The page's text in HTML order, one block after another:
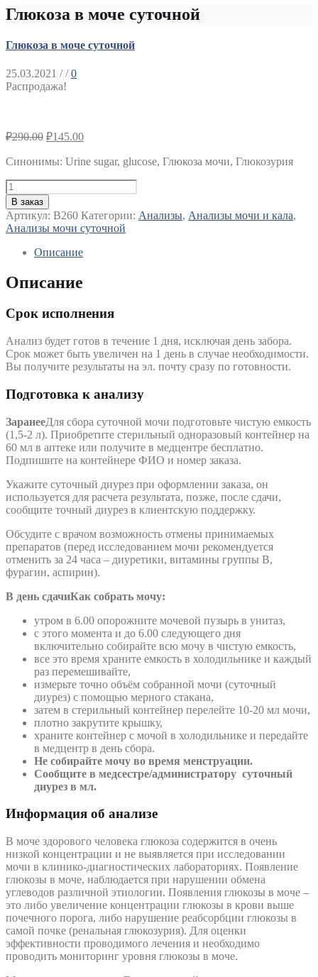
Глюкоза в моче суточной
Глюкоза в моче суточной
25.03.2021 / /0
Распродажа!
₽290.00 ₽145.00
Синонимы: Urine sugar, glucose, Глюкоза мочи, Глюкозурия
Количество
Глюкоза
в
моче
суточной
В заказ
Артикул: B260 Категории: Анализы, Анализы мочи и кала,
Анализы мочи суточной
Описание
Описание
Срок исполнения
Анализ будет готов в течение 1 дня, исключая день забора.
Срок может быть увеличен на 1 день в случае необходимости.
Вы получите результаты на эл. почту сразу по готовности.
Подготовка к анализу
ЗаранееДля сбора суточной мочи подготовьте чистую емкость
(1,5-2 л). Приобретите стерильный одноразовый контейнер на
60 мл в аптеке или получите в медцентре бесплатно.
Подпишите на контейнере ФИО и номер заказа.
Укажите суточный диурез при оформлении заказа, он
используется для расчета результата, позже, после сдачи,
сообщите точный диурез в клиентскую поддержку.
Обсудите с врачом возможность отмены принимаемых
препаратов (перед исследованием мочи рекомендуется
отменить за 24 часа – диуретики, витамины группы В,
фурагин, аспирин).
В день сдачиКак собрать мочу:
утром в 6.00 опорожните мочевой пузырь в унитаз,
с этого момента и до 6.00 следующего дня
включительно собирайте всю мочу в чистую емкость,
все это время храните емкость в холодильнике и каждый
раз перемешивайте,
измерьте точно объём собранной мочи (суточный
диурез) с помощью мерного стакана,
затем в стерильный контейнер перелейте 10-20 мл мочи,
плотно закрутите крышку,
храните контейнер с мочой в холодильнике и передайте
в медцентр в день сбора.
Не собирайте мочу во время менструации.
Сообщите в медсестре/администратору суточный
диурез в мл.
Информация об анализе
В моче здорового человека глюкоза содержится в очень
низкой концентрации и не выявляется при исследовании
мочи в клинико-диагностических лабораториях. Появление
глюкозы в моче, наблюдается при нарушении обмена
углеводов различной этиологии. Появления глюкозы в моче –
это либо увеличение концентрации глюкозы в крови выше
почечного порога, либо нарушение реабсорбции глюкозы в
самой почке (ренальная глюкозурия). Для оценки
эффективности проводимого лечения и необходимо
проводить мониторинг уровня глюкозы в моче.